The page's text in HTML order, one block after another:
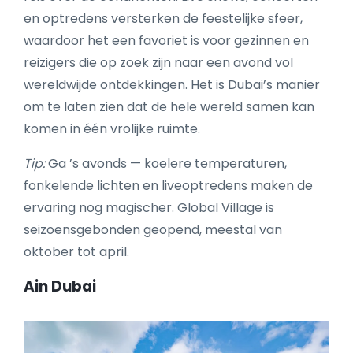
en optredens versterken de feestelijke sfeer,
waardoor het een favoriet is voor gezinnen en
reizigers die op zoek zijn naar een avond vol
wereldwijde ontdekkingen. Het is Dubai’s manier
om te laten zien dat de hele wereld samen kan
komen in één vrolijke ruimte.
Tip:Ga ’s avonds — koelere temperaturen,
fonkelende lichten en liveoptredens maken de
ervaring nog magischer. Global Village is
seizoensgebonden geopend, meestal van
oktober tot april.
Ain Dubai